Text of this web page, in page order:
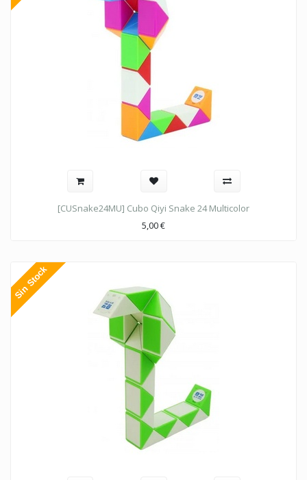
[CUSnake24MU] Cubo Qiyi Snake 24 Multicolor
5,00€
Sin Stock